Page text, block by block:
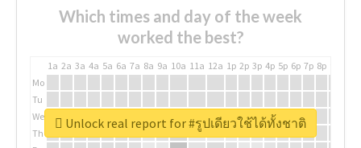
Which times and day of the week
worked the best?
1a 2a 3a 4a 5a 6a 7a 8a 9a 10a 11a 12a 1p 2p 3p 4p 5p 6p 7p 8p
Mo
Tu
We
Th
Unlock real report for #รูปเดียวใช้ได้ทั้งชาติ